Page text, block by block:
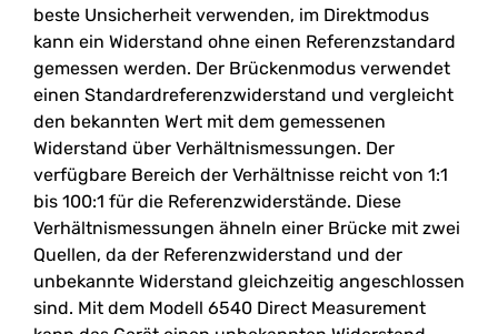
beste Unsicherheit verwenden, im Direktmodus
kann ein Widerstand ohne einen Referenzstandard
gemessen werden. Der Brückenmodus verwendet
einen Standardreferenzwiderstand und vergleicht
den bekannten Wert mit dem gemessenen
Widerstand über Verhältnismessungen. Der
verfügbare Bereich der Verhältnisse reicht von 1:1
bis 100:1 für die Referenzwiderstände. Diese
Verhältnismessungen ähneln einer Brücke mit zwei
Quellen, da der Referenzwiderstand und der
unbekannte Widerstand gleichzeitig angeschlossen
sind. Mit dem Modell 6540 Direct Measurement